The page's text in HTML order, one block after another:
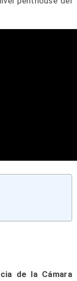
de la Cámara